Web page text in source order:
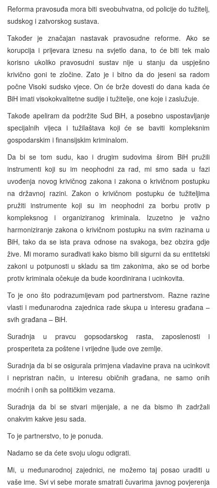
Reforma pravosuđa mora biti sveobuhvatna, od policije do tužitelj,
sudskog i zatvorskog sustava.
Također je značajan nastavak pravosudne reforme. Ako se
korupcija i prijevara iznesu na svjetlo dana, to će biti tek malo
korisno ukoliko pravosudni sustav nije u stanju da uspješno
krivično goni te zločine. Zato je i bitno da do jeseni sa radom
počne Visoki sudsko vjece. On će brže dovesti do dana kada će
BiH imati visokokvalitetne sudije i tužitelje, one koje i zaslužuje.
Takođe apeliram da podržite Sud BiH, a posebno uspostavljanje
specijalnih vijeca i tužilaštava koji će se baviti kompleksnim
gospodarskim i finansijskim kriminalom.
Da bi se tom sudu, kao i drugim sudovima širom BiH pružili
instrumenti koji su im neophodni za rad, mi smo sada u fazi
uvođenja novog krivičnog zakona i zakona o krivičnom postupku
na državnoj razini. Zakon o krivičnom postupku će tužiteljima
pružiti instrumente koji su im neophodni za borbu protiv p
kompleksnog i organiziranog kriminala. Izuzetno je važno
harmoniziranje zakona o krivičnom postupku na svim razinama u
BiH, tako da se ista prava odnose na svakoga, bez obzira gdje
žive. Mi moramo surađivati kako bismo bili sigurni da su entitetski
zakoni u potpunosti u skladu sa tim zakonima, ako se od borbe
protiv kriminala očekuje da bude koordinirana i ucinkovita.
To je ono što podrazumijevam pod partnerstvom. Razne razine
vlasti i međunarodna zajednica rade skupa u interesu građana –
svih građana – BiH.
Suradnja u pravcu gopsodarskog rasta, zaposlenosti i
prosperiteta za poštene i vrijedne ljude ove zemlje.
Suradnja da bi se osigurala primjena vladavine prava na ucinkovit
i nepristran način, u interesu običnih građana, ne samo onih
moćnih i onih sa političkim vezama.
Suradnja da bi se stvari mijenjale, a ne da bismo ih zadržali
onakvim kakve jesu sada.
To je partnerstvo, to je ponuda.
Nadamo se da ćete svoju ulogu odigrati.
Mi, u međunarodnoj zajednici, ne možemo taj posao uraditi u
vaše ime. Svi vi sebe morate smatrati čuvarima javnog povjerenja